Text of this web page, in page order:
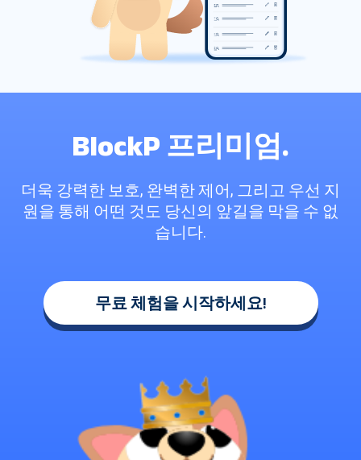
BlockP 프리미엄.
더욱 강력한 보호, 완벽한 제어, 그리고 우선 지
원을 통해 어떤 것도 당신의 앞길을 막을 수 없
습니다.
무료 체험을 시작하세요!